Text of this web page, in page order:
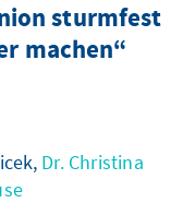
sturmfest
machen“
Dr. Christina